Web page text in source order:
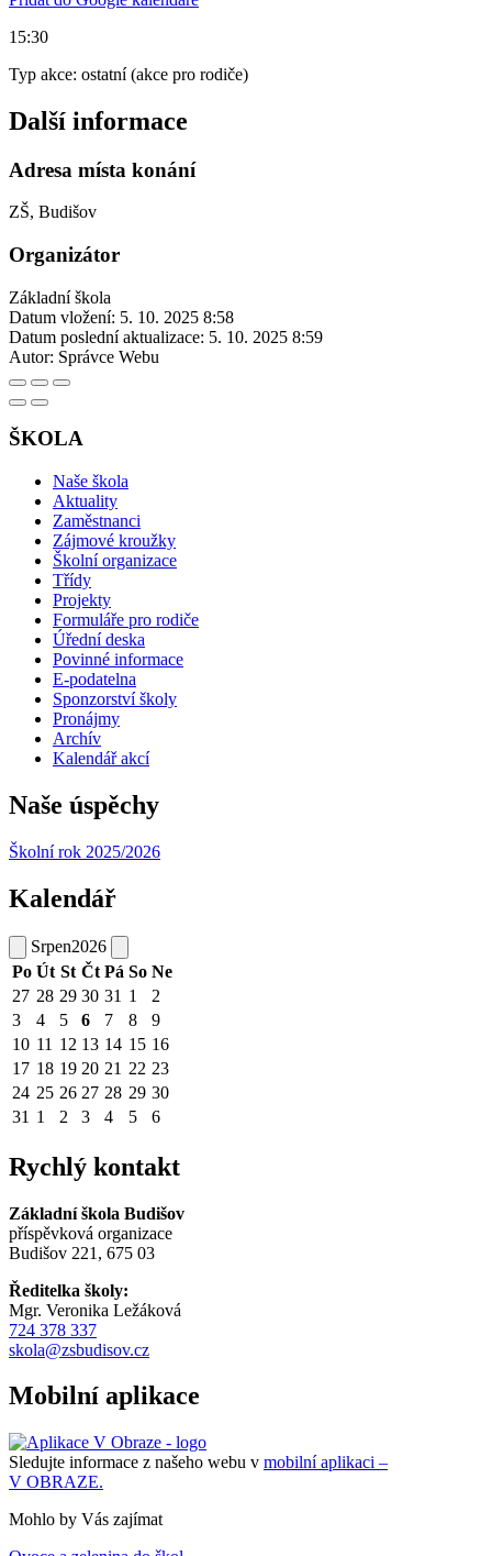
15:30
Typ akce: ostatní (akce pro rodiče)
Další informace
Adresa místa konání
ZŠ, Budišov
Organizátor
Základní škola
Datum vložení: 5. 10. 2025 8:58
Datum poslední aktualizace: 5. 10. 2025 8:59
Autor: Správce Webu
ŠKOLA
Naše škola
Aktuality
Zaměstnanci
Zájmové kroužky
Školní organizace
Třídy
Projekty
Formuláře pro rodiče
Úřední deska
Povinné informace
E-podatelna
Sponzorství školy
Pronájmy
Archív
Kalendář akcí
Naše úspěchy
Školní rok 2025/2026
Kalendář
Srpen2026
Po Út St Čt Pá So Ne
27 28 29 30 31 1
2
3
4 5 6 7 8
9
10 11 12 13 14 15 16
17 18 19 20 21 22 23
24 25 26 27 28 29 30
31 1 2 3 4 5 6
Rychlý kontakt
Základní škola Budišov
příspěvková organizace
Budišov 221, 675 03
Ředitelka školy:
Mgr. Veronika Ležáková
724 378 337
skola@zsbudisov.cz
Mobilní aplikace
Sledujte informace z našeho webu v mobilní aplikaci –
V OBRAZE.
Mohlo by Vás zajímat